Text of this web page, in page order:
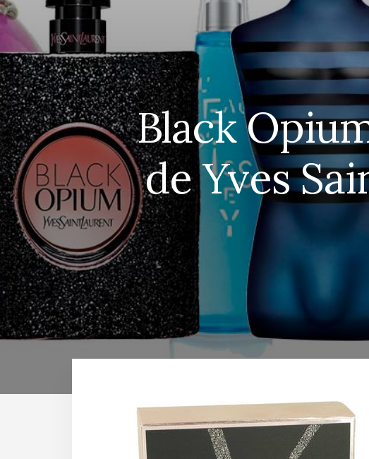
Black
de Yves